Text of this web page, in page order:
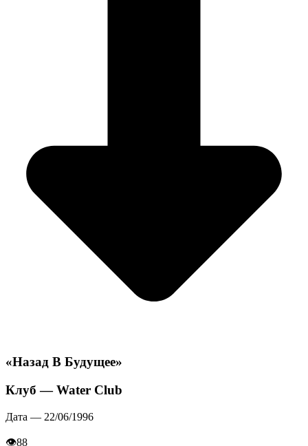
«Назад В Будущее»
Клуб — Water Club
Дата — 22/06/1996
👁88